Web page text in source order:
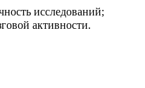
исследований;
активности.